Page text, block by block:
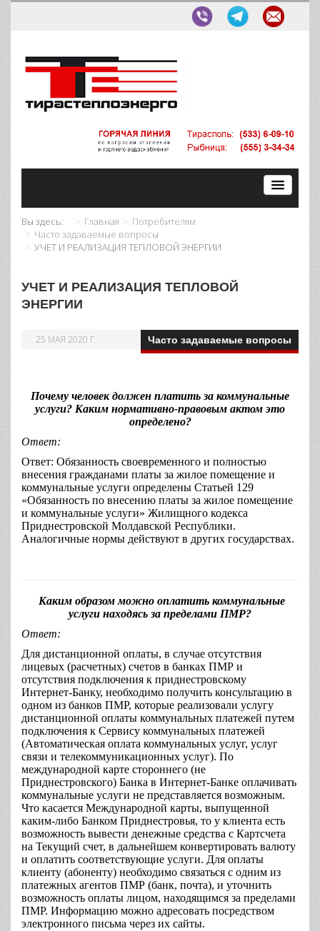
Вы здесь: Главная
Потребителям
Часто задаваемые вопросы
УЧЕТ И РЕАЛИЗАЦИЯ ТЕПЛОВОЙ ЭНЕРГИИ
УЧЕТ И РЕАЛИЗАЦИЯ ТЕПЛОВОЙ
ЭНЕРГИИ
Часто задаваемые вопросы
25 МАЯ 2020 Г.
Почему человек должен платить за коммунальные
услуги? Каким нормативно-правовым актом это
определено?
Ответ:
Ответ: Обязанность своевременного и полностью
внесения гражданами платы за жилое помещение и
коммунальные услуги определены Статьей 129
«Обязанность по внесению платы за жилое помещение
и коммунальные услуги» Жилищного кодекса
Приднестровской Молдавской Республики.
Аналогичные нормы действуют в других государствах.
Каким образом можно оплатить коммунальные
услуги находясь за пределами ПМР?
Ответ:
Для дистанционной оплаты, в случае отсутствия
лицевых (расчетных) счетов в банках ПМР и
отсутствия подключения к приднестровскому
Интернет-Банку, необходимо получить консультацию в
одном из банков ПМР, которые реализовали услугу
дистанционной оплаты коммунальных платежей путем
подключения к Сервису коммунальных платежей
(Автоматическая оплата коммунальных услуг, услуг
связи и телекоммуникационных услуг). По
международной карте стороннего (не
Приднестровского) Банка в Интернет-Банке оплачивать
коммунальные услуги не представляется возможным.
Что касается Международной карты, выпущенной
каким-либо Банком Приднестровья, то у клиента есть
возможность вывести денежные средства с Картсчета
на Текущий счет, в дальнейшем конвертировать валюту
и оплатить соответствующие услуги. Для оплаты
клиенту (абоненту) необходимо связаться с одним из
платежных агентов ПМР (банк, почта), и уточнить
возможность оплаты лицом, находящимся за пределами
ПМР. Информацию можно адресовать посредством
электронного письма через их сайты.